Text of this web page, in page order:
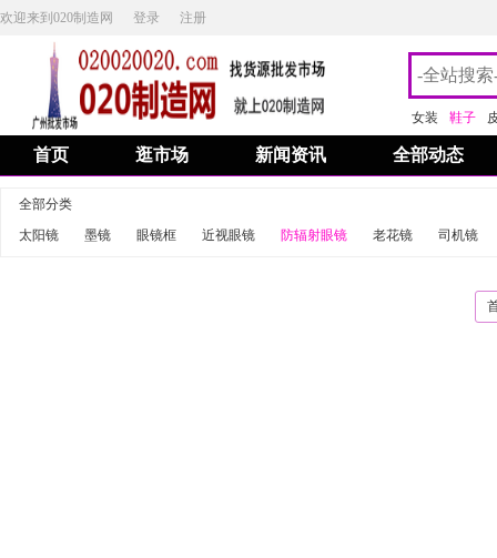
欢迎来到020制造网 登录 注册
女装 鞋子
首页 逛市场 新闻资讯 全部动态
全部分类
太阳镜
墨镜 眼镜框 近视眼镜 防辐射眼镜 老花镜 司机镜